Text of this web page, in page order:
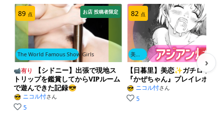
台風くるのに、呼んでくれてありがと♡
わたし予約してくれたん、なんでなん？
関西弁のタメ口ですが、萌えます。
お店に電話して相談したら、みぃちゃんイチオシだっ
たんだよ〜
›
89 点 お店 投稿者限定
The World Famous Show Girls
📹有り
【シドニー】出張で現地ス
トリップを鑑賞してからVIPルーム
で遊んできた記録😎
ニコル忖さん
5
82 点
美少女に恋 本日
【日暮里】美恋✨ガチロリ
『かぜちゃん』プレイレポ😎
ニコル忖さん
5